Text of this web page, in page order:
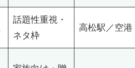
話題性重視・
ネタ枠
高松駅／空港